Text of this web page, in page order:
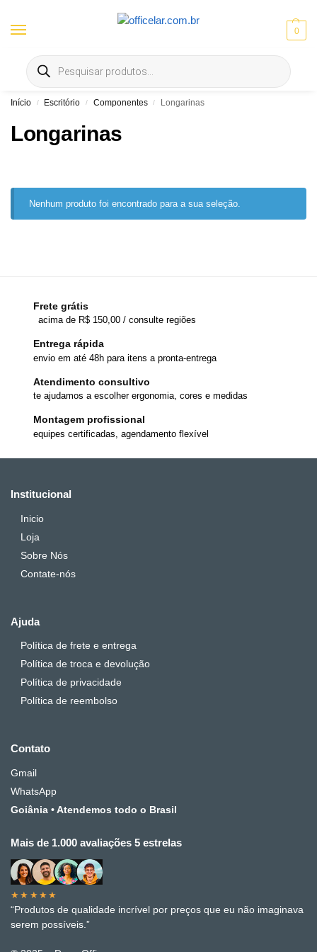
0
Entrega gratis em Goiânia e Aparecida | ⚡ 10% OFF no Pix
Início / Escritório / Componentes / Longarinas
Longarinas
Nenhum produto foi encontrado para a sua seleção.
Frete grátis
acima de R$ 150,00 / consulte regiões
Entrega rápida
envio em até 48h para itens a pronta-entrega
Atendimento consultivo
te ajudamos a escolher ergonomia, cores e medidas
Montagem profissional
equipes certificadas, agendamento flexível
Institucional
Inicio
Loja
Sobre Nós
Contate-nós
Ajuda
Política de frete e entrega
Política de troca e devolução
Política de privacidade
Política de reembolso
Contato
Gmail
WhatsApp
Goiânia • Atendemos todo o Brasil
Mais de 1.000 avaliações 5 estrelas
★★★★★
“Produtos de qualidade incrível por preços que eu não imaginava
serem possíveis.”